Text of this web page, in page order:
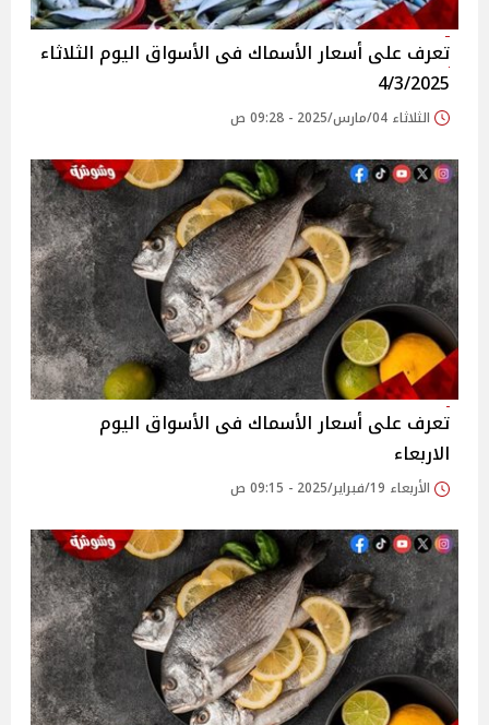
تعرف على أسعار الأسماك فى الأسواق‎‎ اليوم الثلاثاء
4/3/2025
الثلاثاء 04/مارس/2025 - 09:28 ص
تعرف على أسعار الأسماك فى الأسواق اليوم
الاربعاء
الأربعاء 19/فبراير/2025 - 09:15 ص